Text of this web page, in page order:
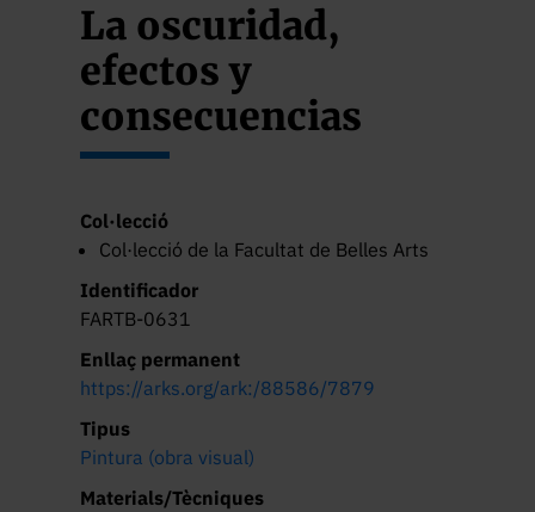
La oscuridad,
efectos y
consecuencias
Col·lecció
Col·lecció de la Facultat de Belles Arts
Identificador
FARTB-0631
Enllaç permanent
https://arks.org/ark:/88586/7879
Tipus
Pintura (obra visual)
Materials/Tècniques